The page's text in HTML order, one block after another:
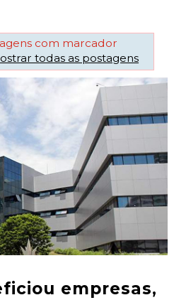
com marcador
todas as postagens
empresas,